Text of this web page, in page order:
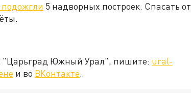
5 надворных построек. Спасать от
"Царьград Южный Урал", пишите: ural-
и во ВКонтакте.